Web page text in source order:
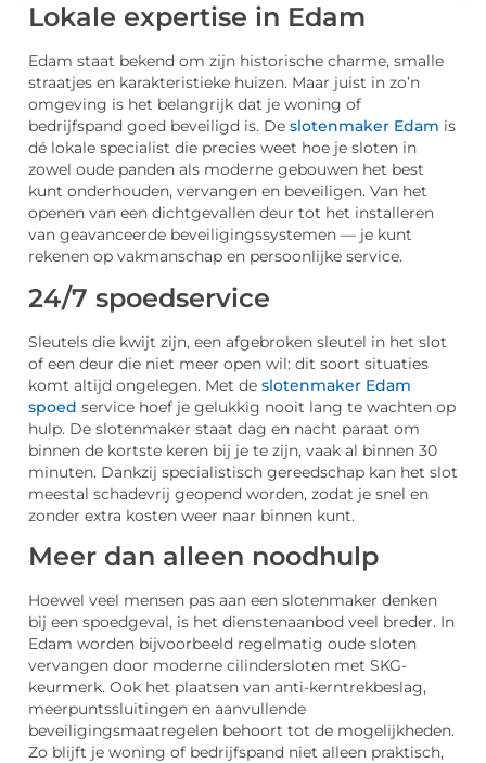
Lokale expertise in Edam
Edam staat bekend om zijn historische charme, smalle
straatjes en karakteristieke huizen. Maar juist in zo’n
omgeving is het belangrijk dat je woning of
bedrijfspand goed beveiligd is. De slotenmaker Edam is
dé lokale specialist die precies weet hoe je sloten in
zowel oude panden als moderne gebouwen het best
kunt onderhouden, vervangen en beveiligen. Van het
openen van een dichtgevallen deur tot het installeren
van geavanceerde beveiligingssystemen — je kunt
rekenen op vakmanschap en persoonlijke service.
24/7 spoedservice
Sleutels die kwijt zijn, een afgebroken sleutel in het slot
of een deur die niet meer open wil: dit soort situaties
komt altijd ongelegen. Met de slotenmaker Edam
spoed service hoef je gelukkig nooit lang te wachten op
hulp. De slotenmaker staat dag en nacht paraat om
binnen de kortste keren bij je te zijn, vaak al binnen 30
minuten. Dankzij specialistisch gereedschap kan het slot
meestal schadevrij geopend worden, zodat je snel en
zonder extra kosten weer naar binnen kunt.
Meer dan alleen noodhulp
Hoewel veel mensen pas aan een slotenmaker denken
bij een spoedgeval, is het dienstenaanbod veel breder. In
Edam worden bijvoorbeeld regelmatig oude sloten
vervangen door moderne cilindersloten met SKG-
keurmerk. Ook het plaatsen van anti-kerntrekbeslag,
meerpuntssluitingen en aanvullende
beveiligingsmaatregelen behoort tot de mogelijkheden.
Zo blijft je woning of bedrijfspand niet alleen praktisch,